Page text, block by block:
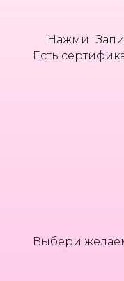
Нажми
Есть
Выбери